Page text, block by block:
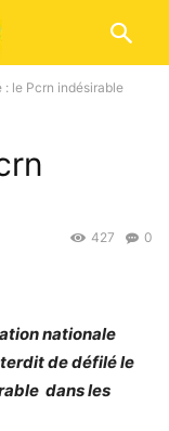
: le Pcrn indésirable
0
427
nationale
de défilé le
dans les